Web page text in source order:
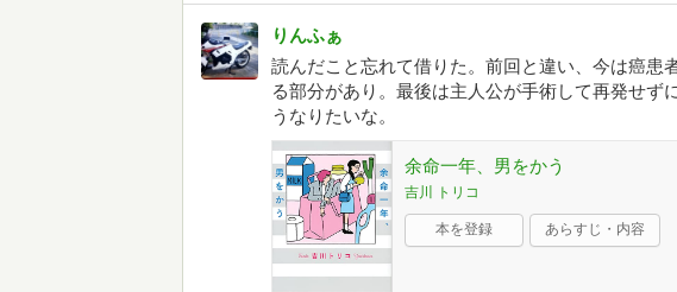
りんふぁ
読んだこと忘れて借りた。前回と違い、今は癌患
る部分があり。最後は主人公が手術して再発せず
うなりたいな。
余命一年、男をかう
吉川 トリコ
本を登録 あらすじ・内容